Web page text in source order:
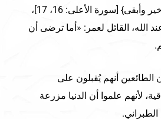
[سورة الضحى: 4]، وقال: {بل تؤثرون الحياة الدنيا والآخرة خير وأبقى} [سورة الأعلى: 16، 17]،
الله، القائل لعمر: «أما ترضى أن
أنهم يُقبلون على
لأنهم علموا أن الدنيا مزرعة